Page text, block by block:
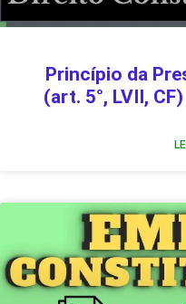
Princípio da
(art. 5°, LVII,